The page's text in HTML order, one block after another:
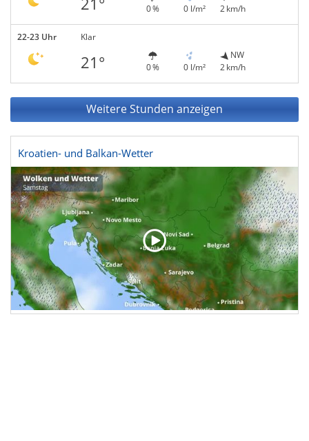
0 % 0 l/m²
2 km/h
22-23 Uhr Klar
21° 0 % 0 l/m²
NW
2 km/h
Weitere Stunden anzeigen
Kroatien- und Balkan-Wetter